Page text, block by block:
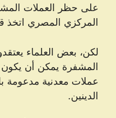
على حظر العملات
المركزي المصري اتخذ
لكن، بعض العلماء
المشفرة يمكن أن يكون
عملات معدنية مدعومة
الدينين.